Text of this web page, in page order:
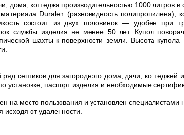
дома, коттеджа производительностью 1000 литров в
Duralen (разновидность полипропилена),
состоит из двух половинок — удобен при
службы изделия не менее 50 лет. Купол
шахты к поверхности земли. Высота
септиков для загородного дома, дачи, коттеджей
установке, паспорт изделия и необходимые
на место пользования и установлен специалистами
исходя от удаленности.